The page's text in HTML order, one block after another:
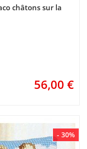
châtons sur la
56,00 €
- 30%